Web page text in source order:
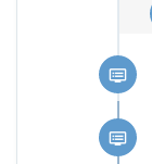
dvr
dvr